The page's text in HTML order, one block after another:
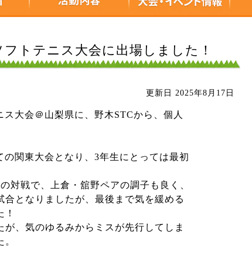
トテニス大会に出場しました！
更新日 2025年8月17日
大会＠山梨県に、野木STCから、個人
関東大会となり、3年生にとっては最初
対戦で、上倉・舘野ペアの調子も良く、
となりましたが、最後まで気を緩める
、気のゆるみからミスが先行してしま